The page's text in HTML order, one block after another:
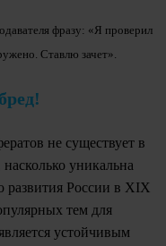
фразу: «Я проверил
Ставлю зачет».
не существует в
уникальна
развития России в XIX
тем для
устойчивым